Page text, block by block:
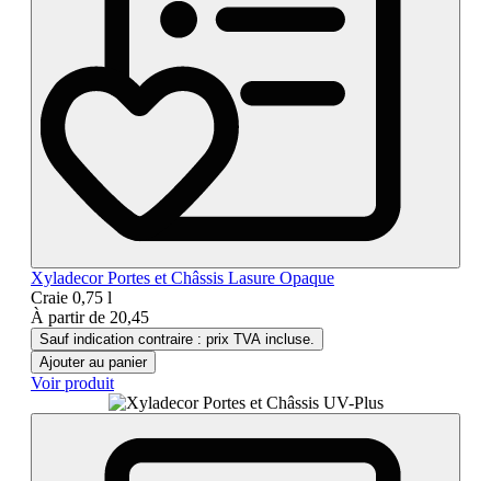
Xyladecor Portes et Châssis Lasure Opaque
Craie 0,75 l
À partir de 20,45
Sauf indication contraire : prix TVA incluse.
Ajouter au panier
Voir produit